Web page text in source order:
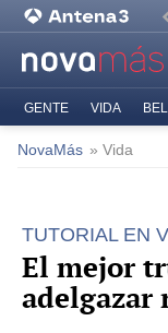
GENTE VIDA
NovaMás » Vida
TUTORIAL EN
El mejor
adelgazar